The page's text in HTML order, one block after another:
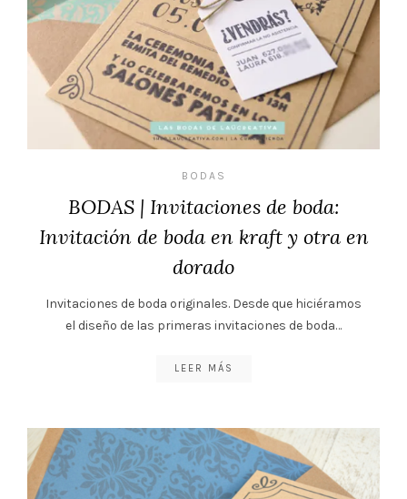
BODAS
BODAS | Invitaciones de boda:
Invitación de boda en kraft y otra en
dorado
Invitaciones de boda originales. Desde que hiciéramos
el diseño de las primeras invitaciones de boda…
LEER MÁS